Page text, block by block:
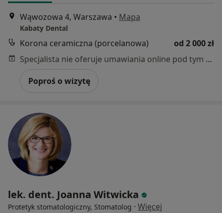
Wąwozowa 4, Warszawa • Mapa
Kabaty Dental
Korona ceramiczna (porcelanowa)
od 2 000 zł
Specjalista nie oferuje umawiania online pod tym adresem.
Poproś o wizytę
lek. dent. Joanna Witwicka
Protetyk stomatologiczny, Stomatolog · Więcej